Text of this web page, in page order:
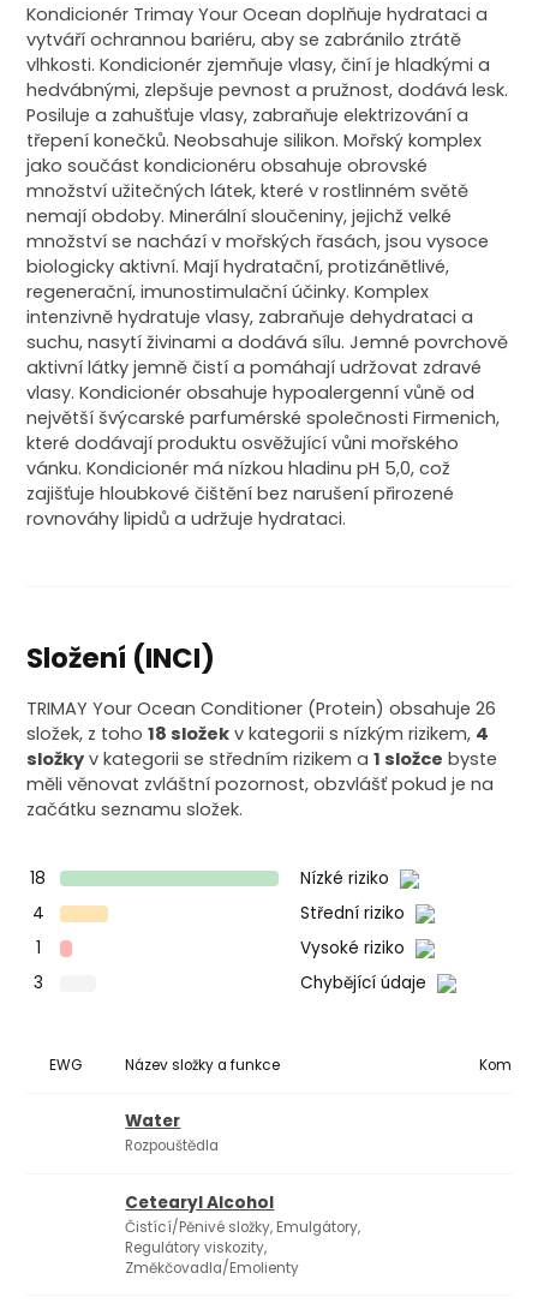
Kondicionér Trimay Your Ocean doplňuje hydrataci a
vytváří ochrannou bariéru, aby se zabránilo ztrátě
vlhkosti. Kondicionér zjemňuje vlasy, činí je hladkými a
hedvábnými, zlepšuje pevnost a pružnost, dodává lesk.
Posiluje a zahušťuje vlasy, zabraňuje elektrizování a
třepení konečků. Neobsahuje silikon. Mořský komplex
jako součást kondicionéru obsahuje obrovské
množství užitečných látek, které v rostlinném světě
nemají obdoby. Minerální sloučeniny, jejichž velké
množství se nachází v mořských řasách, jsou vysoce
biologicky aktivní. Mají hydratační, protizánětlivé,
regenerační, imunostimulační účinky. Komplex
intenzivně hydratuje vlasy, zabraňuje dehydrataci a
suchu, nasytí živinami a dodává sílu. Jemné povrchově
aktivní látky jemně čistí a pomáhají udržovat zdravé
vlasy. Kondicionér obsahuje hypoalergenní vůně od
největší švýcarské parfumérské společnosti Firmenich,
které dodávají produktu osvěžující vůni mořského
vánku. Kondicionér má nízkou hladinu pH 5,0, což
zajišťuje hloubkové čištění bez narušení přirozené
rovnováhy lipidů a udržuje hydrataci.
Složení (INCI)
TRIMAY Your Ocean Conditioner (Protein) obsahuje 26
složek, z toho18 složek v kategorii s nízkým rizikem, 4
složky v kategorii se středním rizikem a1 složce byste
měli věnovat zvláštní pozornost, obzvlášť pokud je na
začátku seznamu složek.
18
Nízké riziko
4
Střední riziko
1
Vysoké riziko
3
Chybějící údaje
EWG Název složky a funkce
Water
Rozpouštědla
Cetearyl Alcohol
Čistící/Pěnivé složky, Emulgátory,
Regulátory viskozity,
Změkčovadla/Emolienty